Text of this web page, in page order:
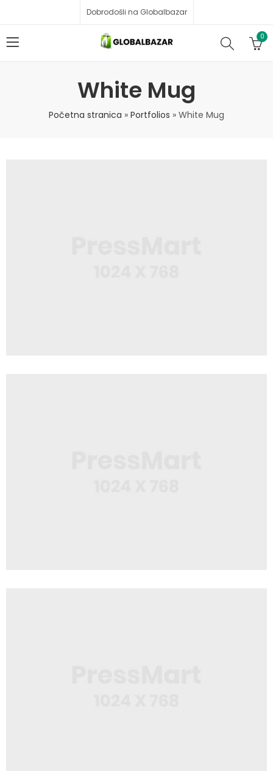
Dobrodošli na Globalbazar
0
White Mug
Početna stranica » Portfolios » White Mug